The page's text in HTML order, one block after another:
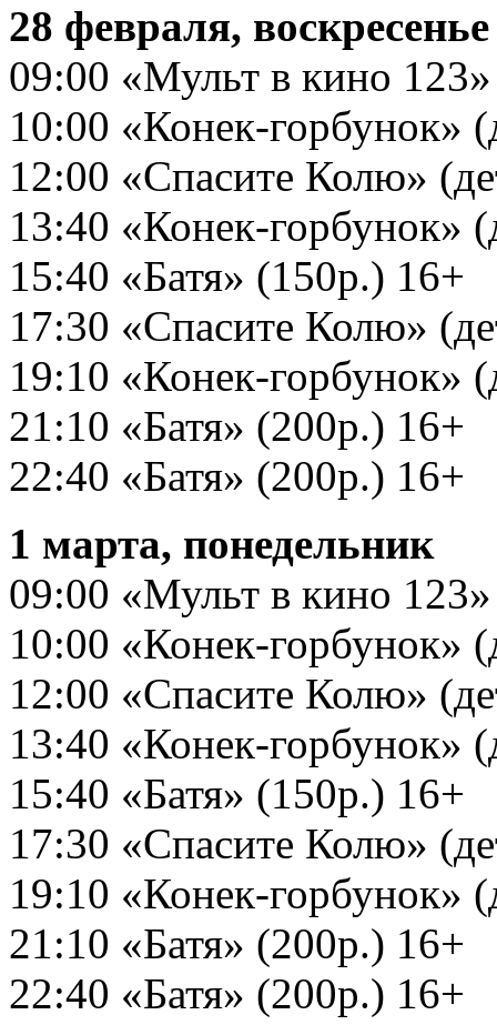
28 февраля, воскресенье
09:00 «Мульт в кино
10:00 «Конек-горбунок»
12:00 «Спасите Колю»
13:40 «Конек-горбунок»
15:40 «Батя» (150р.) 16+
17:30 «Спасите Колю»
19:10 «Конек-горбунок»
21:10 «Батя» (200р.) 16+
22:40 «Батя» (200р.) 16+
1 марта, понедельник
09:00 «Мульт в кино
10:00 «Конек-горбунок»
12:00 «Спасите Колю»
13:40 «Конек-горбунок»
15:40 «Батя» (150р.) 16+
17:30 «Спасите Колю»
19:10 «Конек-горбунок»
21:10 «Батя» (200р.) 16+
22:40 «Батя» (200р.) 16+